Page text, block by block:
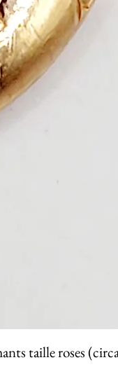
taille roses